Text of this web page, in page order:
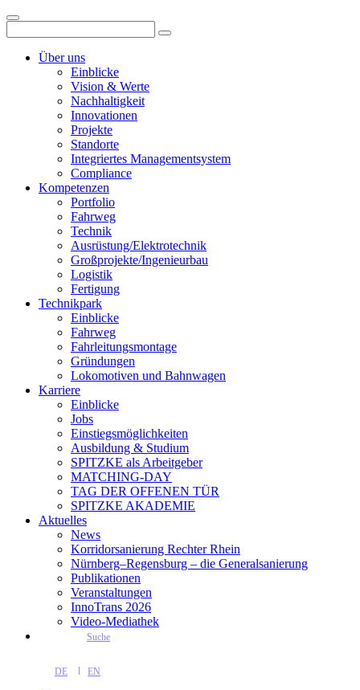
Über uns
Einblicke
Vision & Werte
Nachhaltigkeit
Innovationen
Projekte
Standorte
Integriertes Managementsystem
Compliance
Kompetenzen
Portfolio
Fahrweg
Technik
Ausrüstung/Elektrotechnik
Großprojekte/Ingenieurbau
Logistik
Fertigung
Technikpark
Einblicke
Fahrweg
Fahrleitungsmontage
Gründungen
Lokomotiven und Bahnwagen
Karriere
Einblicke
Jobs
Einstiegsmöglichkeiten
Ausbildung & Studium
SPITZKE als Arbeitgeber
MATCHING-DAY
TAG DER OFFENEN TÜR
SPITZKE AKADEMIE
Aktuelles
News
Korridorsanierung Rechter Rhein
Nürnberg–Regensburg – die Generalsanierung
Publikationen
Veranstaltungen
InnoTrans 2026
Video-Mediathek
Suche
DE EN